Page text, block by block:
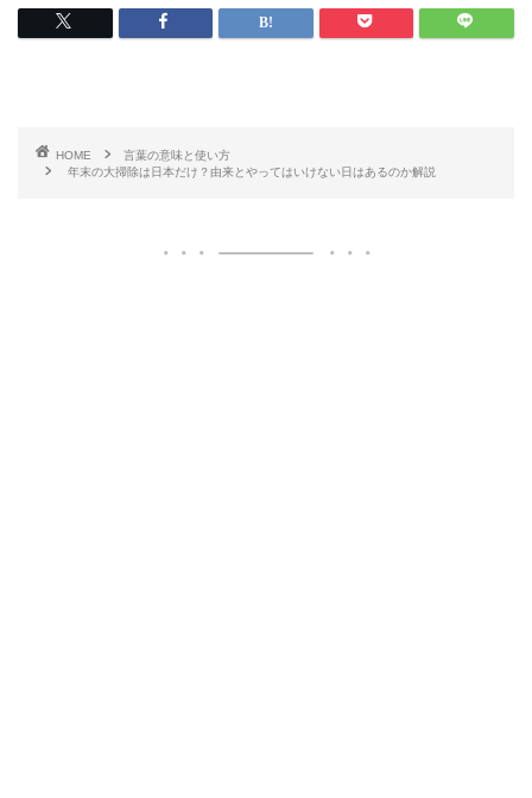
HOME
言葉の意味と使い方
年末の大掃除は日本だけ？由来とやってはいけない日はあるのか解説